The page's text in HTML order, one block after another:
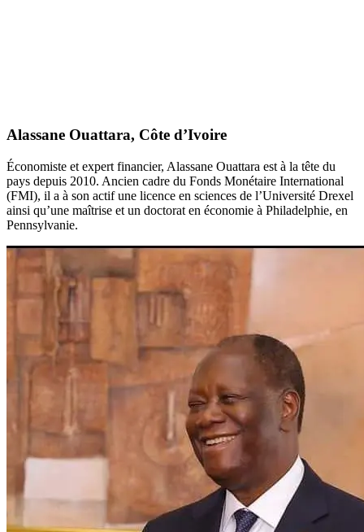
Alassane Ouattara, Côte d’Ivoire
Économiste et expert financier, Alassane Ouattara est à la tête du
pays depuis 2010. Ancien cadre du Fonds Monétaire International
(FMI), il a à son actif une licence en sciences de l’Université Drexel
ainsi qu’une maîtrise et un doctorat en économie à Philadelphie, en
Pennsylvanie.